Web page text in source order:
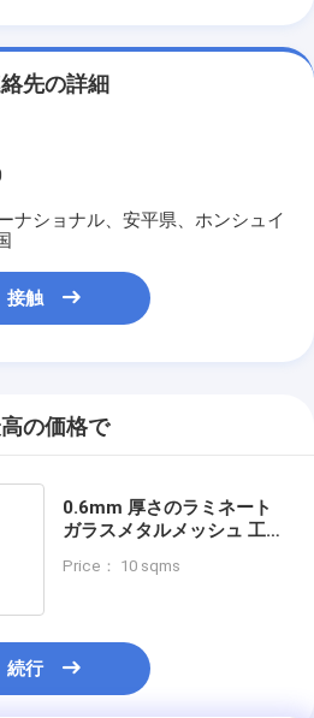
先の詳細
ナショナル、安平県、ホンシュイ
接触
の価格で
0.6mm 厚さのラミネート
ガラスメタルメッシュ 工
Price： 10 sqms
続行